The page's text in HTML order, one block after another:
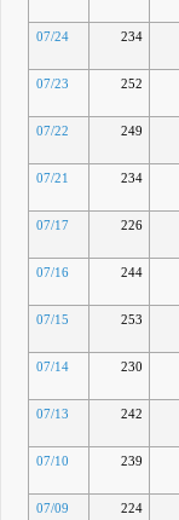
07/24
234
07/23
252
07/22
249
07/21
234
07/17
226
07/16
244
07/15
253
07/14
230
07/13
242
07/10
239
07/09
224